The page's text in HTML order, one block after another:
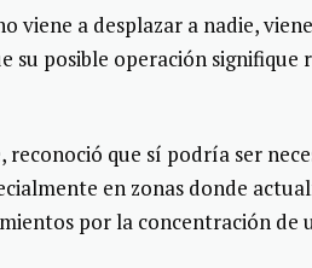
viene a desplazar a nadie,
su posible operación
reconoció que sí podría ser
en zonas donde
por la concentración de